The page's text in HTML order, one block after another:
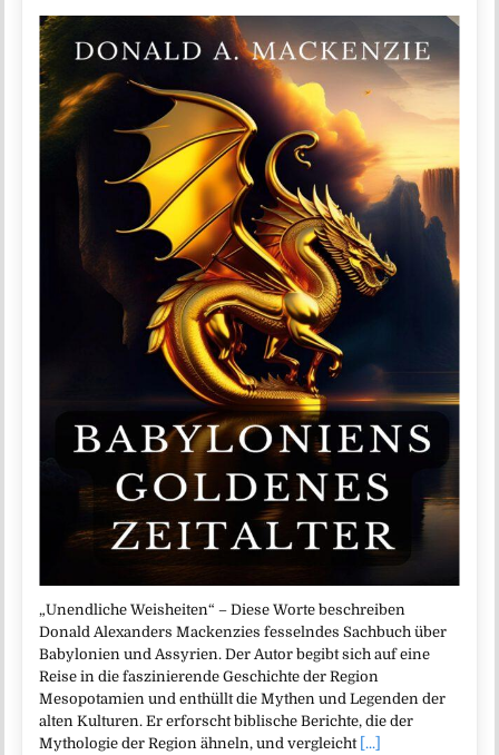
„Unendliche Weisheiten“ – Diese Worte beschreiben
Donald Alexanders Mackenzies fesselndes Sachbuch über
Babylonien und Assyrien. Der Autor begibt sich auf eine
Reise in die faszinierende Geschichte der Region
Mesopotamien und enthüllt die Mythen und Legenden der
alten Kulturen. Er erforscht biblische Berichte, die der
Mythologie der Region ähneln, und vergleicht [...]